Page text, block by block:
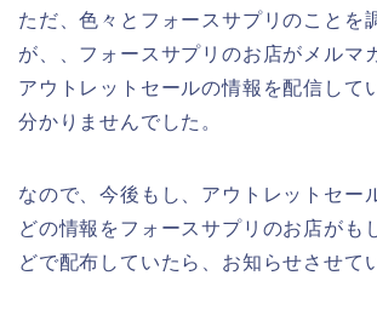
ただ、色々とフォースサプリのことを
が、、フォースサプリのお店がメルマ
アウトレットセールの情報を配信して
分かりませんでした。
なので、今後もし、アウトレットセー
どの情報をフォースサプリのお店がも
どで配布していたら、お知らせさせて